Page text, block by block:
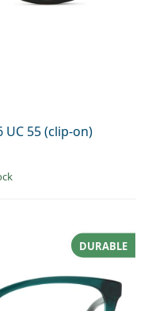
UC 55 (clip-on)
DURABLE